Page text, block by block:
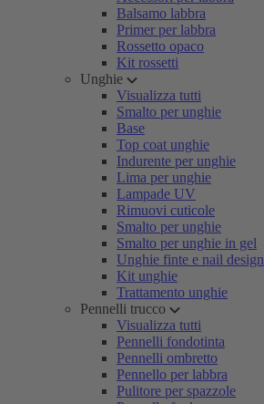
Balsamo labbra
Primer per labbra
Rossetto opaco
Kit rossetti
Unghie
Visualizza tutti
Smalto per unghie
Base
Top coat unghie
Indurente per unghie
Lima per unghie
Lampade UV
Rimuovi cuticole
Smalto per unghie
Smalto per unghie in gel
Unghie finte e nail design
Kit unghie
Trattamento unghie
Pennelli trucco
Visualizza tutti
Pennelli fondotinta
Pennelli ombretto
Pennello per labbra
Pulitore per spazzole